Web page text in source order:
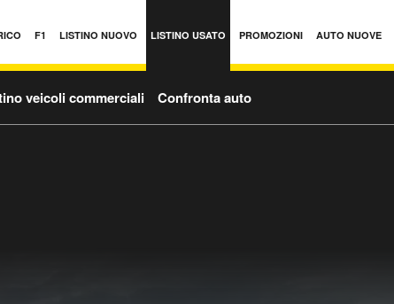
F1 LISTINO NUOVO LISTINO USATO PROMOZIONI AUTO NUOVE
veicoli commerciali Confronta auto